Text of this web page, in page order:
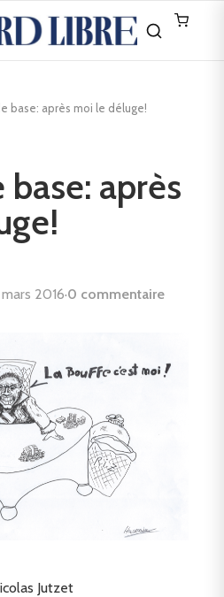
base: après moi le déluge!
base: après
mars 2016·0 commentaire
Jutzet